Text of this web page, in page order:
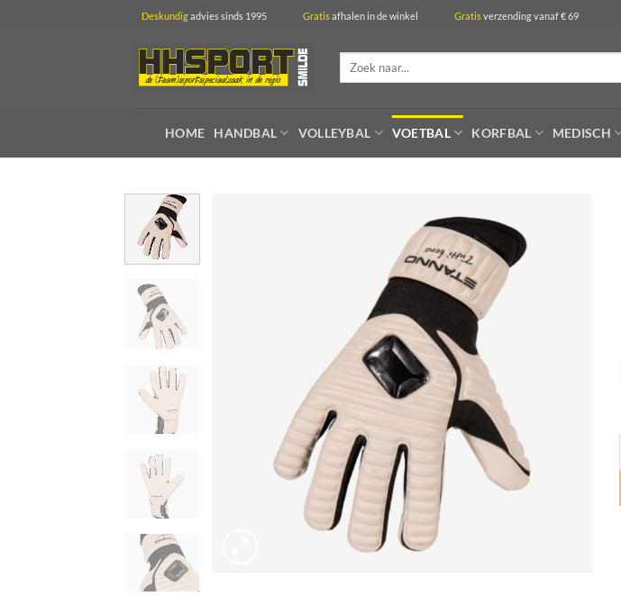
Deskundig advies sinds 1995 Gratis afhalen in de winkel Gratis verzending vanaf € 69
Zoeken
HOME HANDBAL VOLLEYBAL VOETBAL KORFBAL MEDISCH